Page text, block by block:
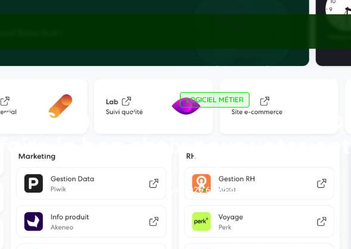
LOGICIEL MÉTIER
SaaS ou logiciel sur mesure :
faire le bon choix pour votre
?
5 juin 2026 6 min de lecture